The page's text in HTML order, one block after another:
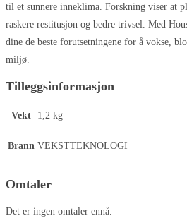
til et sunnere inneklima. Forskning viser at
raskere restitusjon og bedre trivsel. Med
dine de beste forutsetningene for å vokse,
miljø.
Tilleggsinformasjon
Vekt 1,2 kg
Brann VEKSTTEKNOLOGI
Omtaler
Det er ingen omtaler ennå.